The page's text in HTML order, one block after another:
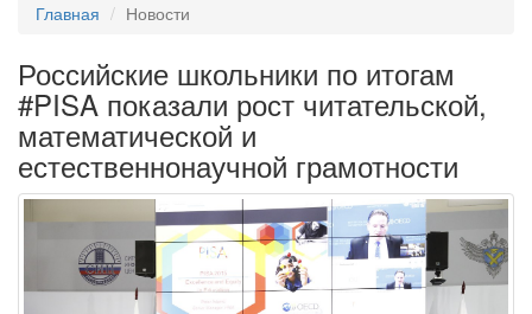
Главная Новости
Российские школьники по итогам
#PISA показали рост читательской,
математической и
естественнонаучной грамотности